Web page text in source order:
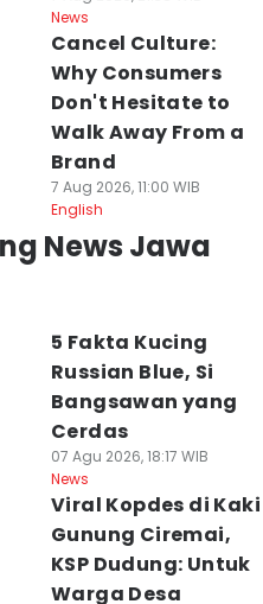
News
Cancel Culture:
Why Consumers
Don't Hesitate to
Walk Away From a
Brand
7 Aug 2026, 11:00 WIB
English
News Jawa
5 Fakta Kucing
Russian Blue, Si
Bangsawan yang
Cerdas
07 Agu 2026, 18:17 WIB
News
Viral Kopdes di Kaki
Gunung Ciremai,
KSP Dudung: Untuk
Warga Desa